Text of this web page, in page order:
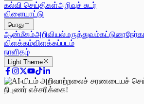
கல்வி செய்திகள்அறிவுச் சுடர்
விளையாட்டு
பொது
ஆன்மீகம்அறிவியல்மருத்துவம்கட்டுரை
விளக்கம்விளக்கப்படம்
நாளிதழ்
Light Theme